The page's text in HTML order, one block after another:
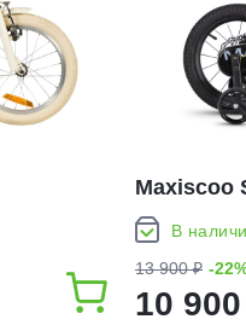
Maxiscoo
(2026)
В
13 900 ₽ -
10